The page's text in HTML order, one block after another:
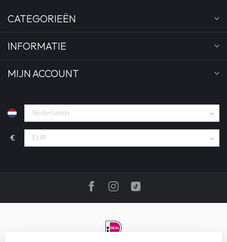
CATEGORIEËN
INFORMATIE
MIJN ACCOUNT
€